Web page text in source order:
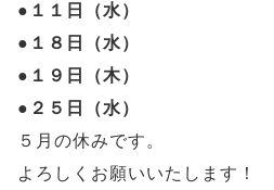
● １１日（水）
● １８日（水）
● １９日（木）
● ２５日（水）
５月の休みです。
よろしくお願いいたします！